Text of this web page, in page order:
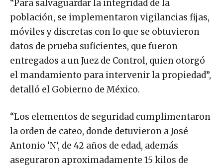
“Para salvaguardar la integridad de la
población, se implementaron vigilancias fijas,
móviles y discretas con lo que se obtuvieron
datos de prueba suficientes, que fueron
entregados a un Juez de Control, quien otorgó
el mandamiento para intervenir la propiedad”,
detalló el Gobierno de México.
“Los elementos de seguridad cumplimentaron
la orden de cateo, donde detuvieron a José
Antonio ‘N’, de 42 años de edad, además
aseguraron aproximadamente 15 kilos de